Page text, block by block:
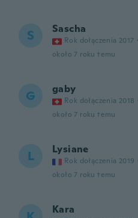
S Sascha
Rok dołączenia 2017 ·
około 7 roku temu
G gaby
Rok dołączenia 2018
około 7 roku temu
L Lysiane
Rok dołączenia 2019
około 7 roku temu
Kara